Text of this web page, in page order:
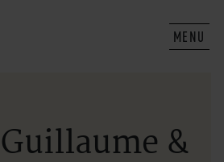
MENU
Guillaume &